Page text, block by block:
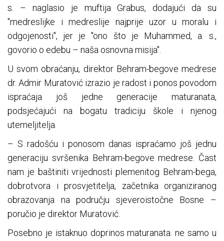
s. – naglasio je muftija Grabus, dodajući da su
"medreslijke i medreslije najprije uzor u moralu i
odgojenosti", jer je "ono što je Muhammed, a. s.,
govorio o edebu – naša osnovna misija".
U svom obraćanju, direktor Behram-begove medrese
dr. Admir Muratović izrazio je radost i ponos povodom
ispraćaja još jedne generacije maturanata,
podsjećajući na bogatu tradiciju škole i njenog
utemeljitelja.
– S radošću i ponosom danas ispraćamo još jednu
generaciju svršenika Behram-begove medrese. Čast
nam je baštiniti vrijednosti plemenitog Behram-bega,
dobrotvora i prosvjetitelja, začetnika organiziranog
obrazovanja na području sjeveroistočne Bosne –
poručio je direktor Muratović.
Posebno je istaknuo doprinos maturanata. ne samo u